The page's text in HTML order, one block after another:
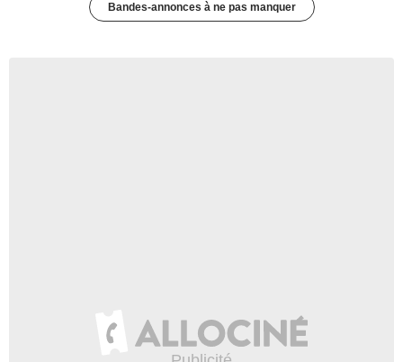
Bandes-annonces à ne pas manquer